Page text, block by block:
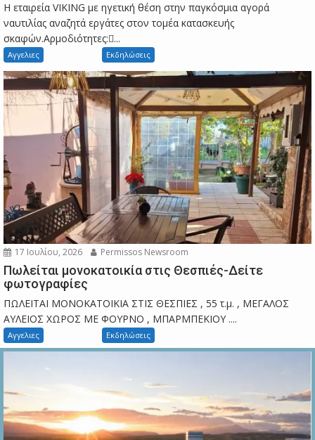
Η εταιρεία VIKING με ηγετική θέση στην παγκόσμια αγορά
ναυτιλίας αναζητά εργάτες στον τομέα κατασκευής
σκαφών.Αρμοδιότητες:...
Αγγελιες Εκδηλώσεις
17 Ιουλίου, 2026 Permissos Newsroom
Πωλείται μονοκατοικία στις Θεσπιές-Δείτε
φωτογραφίες
ΠΩΛΕΙΤΑΙ ΜΟΝΟΚΑΤΟΙΚΙΑ ΣΤΙΣ ΘΕΣΠΙΕΣ , 55 τ.μ. , ΜΕΓΑΛΟΣ
ΑΥΛΕΙΟΣ ΧΩΡΟΣ ΜΕ ΦΟΥΡΝΟ , ΜΠΑΡΜΠΕΚΙΟΥ ....
Αγγελιες Εκδηλώσεις